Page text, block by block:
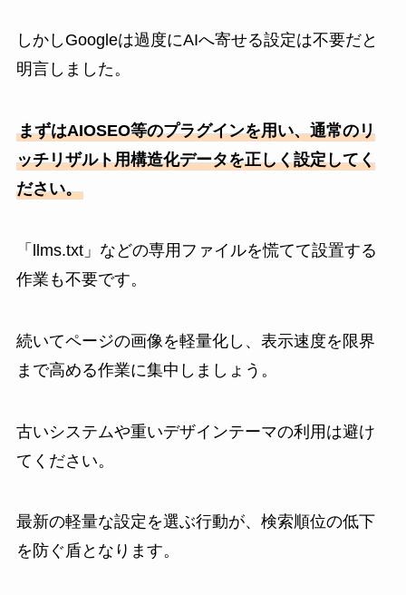
しかしGoogleは過度にAIへ寄せる設定は不要だと
明言しました。
まずはAIOSEO等のプラグインを用い、通常のリ
ッチリザルト用構造化データを正しく設定してく
ださい。
「llms.txt」などの専用ファイルを慌てて設置する
作業も不要です。
続いてページの画像を軽量化し、表示速度を限界
まで高める作業に集中しましょう。
古いシステムや重いデザインテーマの利用は避け
てください。
最新の軽量な設定を選ぶ行動が、検索順位の低下
を防ぐ盾となります。